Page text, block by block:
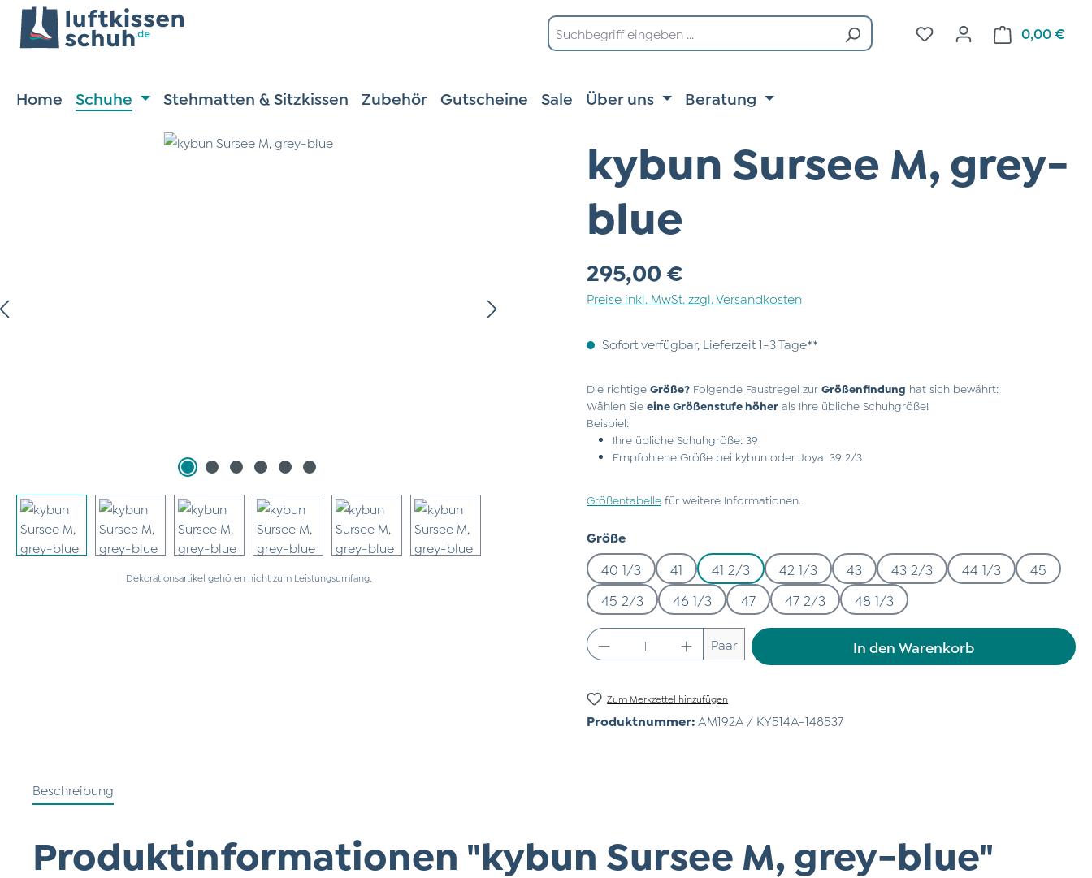
Hauptinhalt springen
Zur Suche springen
Zur Hauptnavigation springen
Du hast 0 Produkte auf
0,00 €
Home Schuhe Stehmatten & Sitzkissen Zubehör Gutscheine Sale Über uns Beratung
Dekorationsartikel gehören nicht zum Leistungsumfang.
kybun Sursee M, grey-
blue
Regulärer Preis:
295,00 €
Preise inkl. MwSt. zzgl. Versandkosten
Sofort verfügbar, Lieferzeit 1-3 Tage**
Die richtige Größe? Folgende Faustregel zur Größenfindung hat sich bewährt:
Wählen Sie eine Größenstufe höher als Ihre übliche Schuhgröße!
Beispiel:
Ihre übliche Schuhgröße: 39
Empfohlene Größe bei kybun oder Joya: 39 2/3
Größentabelle für weitere Informationen.
Größeauswählen
40 1/3 41 41 2/3 42 1/3 43 43 2/3 44 1/3
45
45 2/3
46 1/3 47 47 2/3 48 1/3
Produkt Anzahl: Gib den gewünschten Wert ein oder
Paar In den Warenkorb
Zum Merkzettel hinzufügen
Produktnummer: AM192A / KY514A-148537
Beschreibung
Produktinformationen "kybun Sursee M, grey-blue"